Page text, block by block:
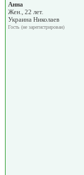
Анна
Жен., 22 лет.
Украина Николаев
Гость (не зарегистрирован)